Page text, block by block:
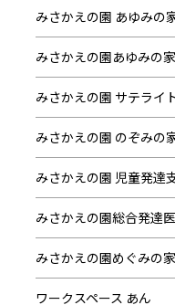
みさかえの園 あゆみの
みさかえの園あゆみの
みさかえの園 サテライ
みさかえの園 のぞみの
みさかえの園 児童発達
みさかえの園総合発達
みさかえの園めぐみの家
ワークスペース あん